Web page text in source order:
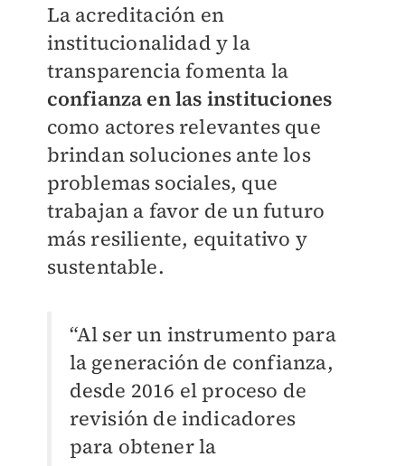
La acreditación en
institucionalidad y la
transparencia fomenta la
confianza en las instituciones
como actores relevantes que
brindan soluciones ante los
problemas sociales, que
trabajan a favor de un futuro
más resiliente, equitativo y
sustentable.
“Al ser un instrumento para
la generación de confianza,
desde 2016 el proceso de
revisión de indicadores
para obtener la